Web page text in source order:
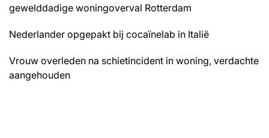
gewelddadige woningoverval Rotterdam
Nederlander opgepakt bij cocaïnelab in Italië
Vrouw overleden na schietincident in woning, verdachte
aangehouden